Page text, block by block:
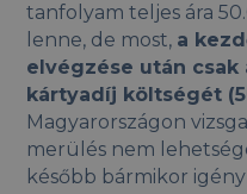
tanfolyam teljes ára
lenne, de most, a
elvégzése után csak
kártyadíj költségét
Magyarországon
merülés nem
később bármikor